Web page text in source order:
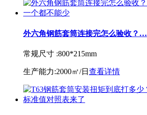
外六角钢筋套筒连接完怎么验收？…
常规尺寸 :800*215mm
生产能力:2000㎡/日 查看详情